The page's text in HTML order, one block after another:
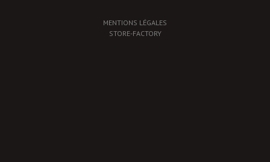
MENTIONS LÉGALES
STORE-FACTORY